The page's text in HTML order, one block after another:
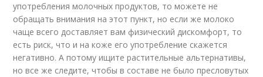
употребления молочных продуктов, то можете не
обращать внимания на этот пункт, но если же молоко
чаще всего доставляет вам физический дискомфорт, то
есть риск, что и на коже его употребление скажется
негативно. А потому ищите растительные альтернативы,
но все же следите, чтобы в составе не было пресловутых